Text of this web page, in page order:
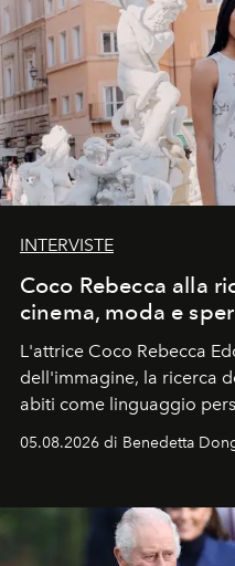
INTERVISTE
Coco Rebecca alla
cinema, moda e
L'attrice Coco Rebecca
dell'immagine, la ricerca
abiti come linguaggio
05.08.2026 di Benedetta